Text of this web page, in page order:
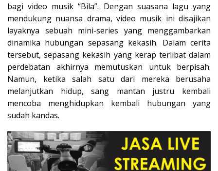
bagi video musik “Bila”. Dengan suasana lagu yang
mendukung nuansa drama, video musik ini disajikan
layaknya sebuah mini-series yang menggambarkan
dinamika hubungan sepasang kekasih. Dalam cerita
tersebut, sepasang kekasih yang kerap terlibat dalam
perdebatan akhirnya memutuskan untuk berpisah.
Namun, ketika salah satu dari mereka berusaha
melanjutkan hidup, sang mantan justru kembali
mencoba menghidupkan kembali hubungan yang
sudah kandas.